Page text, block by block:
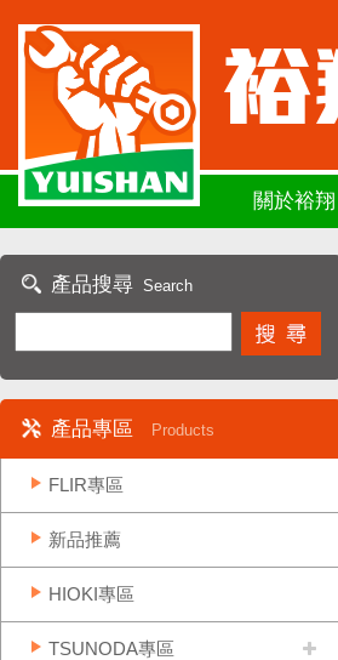
關於裕翔
產品搜尋 Search
產品專區 Products
FLIR專區
新品推薦
HIOKI專區
TSUNODA專區